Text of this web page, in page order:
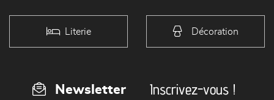
Literie Décoration
Newsletter Inscrivez-vous !